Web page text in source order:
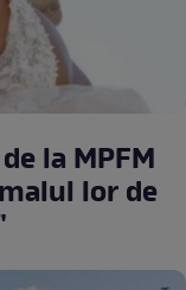
la MPFM
lor de